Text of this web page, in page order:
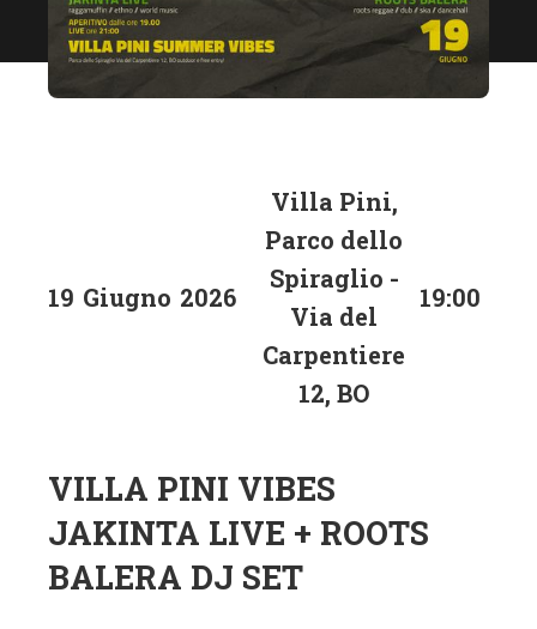
19 Giugno 2026
Villa Pini,
Parco dello
Spiraglio -
Via del
Carpentiere
12, BO
19:00
VILLA PINI VIBES
JAKINTA LIVE + ROOTS
BALERA DJ SET